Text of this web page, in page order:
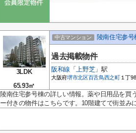
3LDK
65.93㎡
中古マンション 陵南住宅参号
過去掲載物件
阪和線 「上野芝」駅
大阪府堺市北区百舌鳥西之町 １丁
陵南住宅参号棟の詳しい情報。薬や日用品を買
ー付きの物件はこちらです。10階建てで街並み